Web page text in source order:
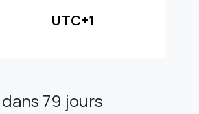
UTC+1
dans 79 jours